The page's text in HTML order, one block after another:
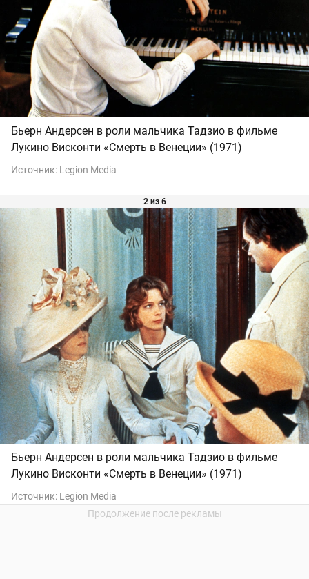
Бьерн Андерсен в роли мальчика Тадзио в фильме
Лукино Висконти «Смерть в Венеции» (1971)
Источник: Legion Media
2 из 6
Бьерн Андерсен в роли мальчика Тадзио в фильме
Лукино Висконти «Смерть в Венеции» (1971)
Источник: Legion Media